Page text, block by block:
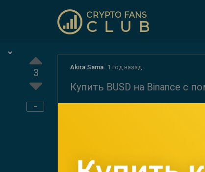
CRYPTO FANS
CLUB
3 Akira Sama 1 год назад
Купить BUSD на Binance с